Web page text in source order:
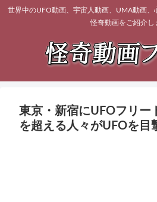
世界中のUFO動画、宇宙人動画、UMA動画、
怪奇動画をご紹介し
東京・新宿にUFOフリー
を超える人々がUFOを目